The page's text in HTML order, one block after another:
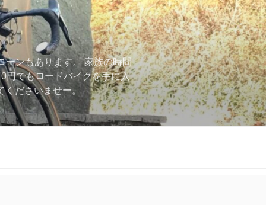
ーンもあります。 家族の時間
円でもロードバイクを手に入
くださいませー。